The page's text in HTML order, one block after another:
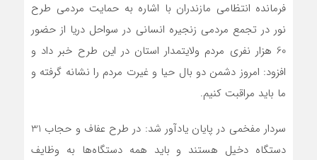
فرمانده انتظامی مازندران با اشاره به حمايت مردمی طرح
نور در تجمع مردمی زنجيره انسانی در سواحل دريا از حضور
60 هزار نفری مردم ولايتمدار استان در اين طرح خبر داد و
افزود: امروز دشمن دو بال حيا و غيرت مردم را نشانه گرفته و
ما بايد مراقبت کنيم.
سردار مفخمی در پایان یادآور شد: در طرح عفاف و حجاب 31
دستگاه دخيل هستند و بايد همه دستگاه‌ها به وظايف